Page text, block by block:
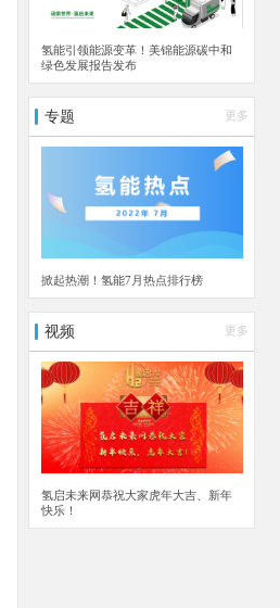
氢能引领能源变革！美锦能源碳中和
绿色发展报告发布
专题 更多
掀起热潮！氢能7月热点排行榜
视频 更多
氢启未来网恭祝大家虎年大吉、新年
快乐！